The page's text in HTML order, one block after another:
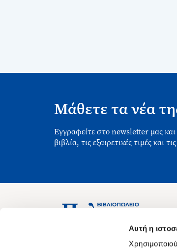
Αυτή η
Μάθετε τα νέα
Εγγραφείτε στο newsletter μας
βιβλία, τις εξαιρετικές τιμές και
Ασκληπιού 1-3, Αθήνα 106 79